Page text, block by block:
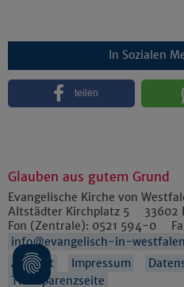
In Sozialen
teilen
Glauben aus gutem Grund
Evangelische Kirche von
Altstädter Kirchplatz 5
33602
Fon (Zentrale): 0521 594-0
info@evangelisch-in-
Anfahrt
Impressum
Transparenzseite